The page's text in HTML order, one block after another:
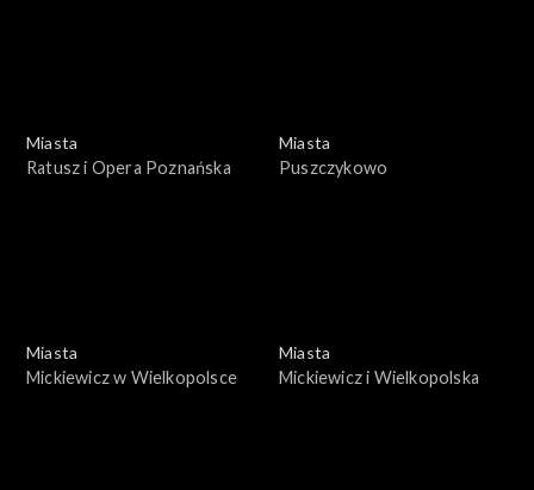
Miasta
Ratusz i Opera Poznańska
Miasta
Puszczykowo
Miasta
Mickiewicz w Wielkopolsce
Miasta
Mickiewicz i Wielkopolska